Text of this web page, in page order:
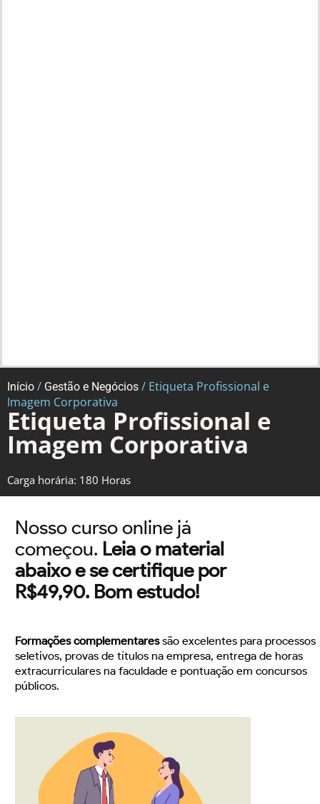
Início / Gestão e Negócios / Etiqueta Profissional e
Imagem Corporativa
Etiqueta Profissional e
Imagem Corporativa
Carga horária: 180 Horas
Nosso curso online já
começou. Leia o material
abaixo e se certifique por
R$49,90. Bom estudo!
Formações complementaressão excelentes para processos
seletivos, provas de títulos na empresa, entrega de horas
extracurriculares na faculdade e pontuação em concursos
públicos.